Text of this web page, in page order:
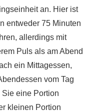
an. Hier ist
entweder 75 Minuten
allerdings mit
Puls als am Abend
ein Mittagessen,
vom Tag
eine Portion
kleinen Portion